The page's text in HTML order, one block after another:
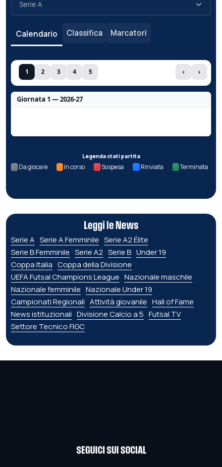
Calendario Classifica Marcatori
1 2 3 4 5 ‹ ›
Giornata 1 — 2026-27
Legenda stati partita
Da giocare In corso Sospesa Rinviata Terminata
Leggi le News
Serie A Serie A Femminile Serie A2 Élite
Serie B Femminile Serie A2 Serie B Under 19
Coppa Italia Coppa della Divisione
UEFA Futsal Champions League Nazionale maschile
Nazionale femminile Nazionale Under 19
Campionati Regionali Attività giovanile Hall of Fame
News istituzionali Divisione Calcio a 5 Futsal TV
Settore Tecnico FIGC
SEGUICI SUI SOCIAL